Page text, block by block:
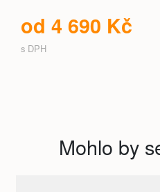
od 4 690 Kč
s DPH
Mohlo by